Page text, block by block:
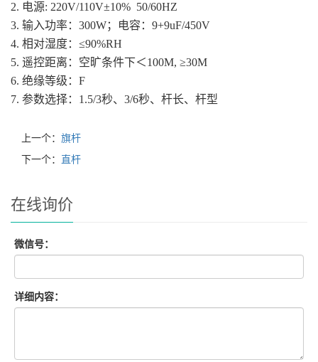
2. 电源: 220V/110V±10% 50/60HZ
3. 输入功率：300W；电容：9+9uF/450V
4. 相对湿度：≤90%RH
5. 遥控距离：空旷条件下＜100M, ≥30M
6. 绝缘等级：F
7. 参数选择：1.5/3秒、3/6秒、杆长、杆型
上一个： 旗杆
下一个： 直杆
在线询价
微信号：
详细内容：